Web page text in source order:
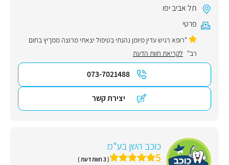
תל אביב יפו
פרטי
"רופא רגיש עדין מיומן נהנתי בטיפול יצאתי מרוצה ממךיץ בחום
רב" לקריאת חוות הדעת
073-7021488
יצירת קשר
כוכב השן בע"מ
5 ( 3 חוות דעת )